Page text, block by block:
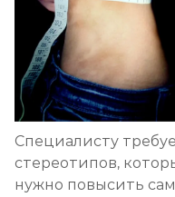
Специалисту
стереотипов,
нужно повысить